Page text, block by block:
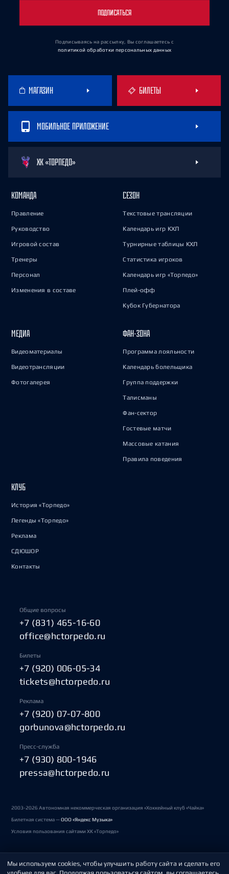
ПОДПИСАТЬСЯ
Подписываясь на рассылку, Вы соглашаетесь с
политикой обработки персональных данных
МАГАЗИН БИЛЕТЫ
МОБИЛЬНОЕ ПРИЛОЖЕНИЕ
ХК «ТОРПЕДО»
КОМАНДА
Правление
Руководство
Игровой состав
Тренеры
Персонал
Изменения в составе
СЕЗОН
Текстовые трансляции
Календарь игр КХЛ
Турнирные таблицы КХЛ
Статистика игроков
Календарь игр «Торпедо»
Плей-офф
Кубок Губернатора
МЕДИА
Видеоматериалы
Видеотрансляции
Фотогалерея
ФАН-ЗОНА
Программа лояльности
Календарь болельщика
Группа поддержки
Талисманы
Фан-сектор
Гостевые матчи
Массовые катания
Правила поведения
КЛУБ
История «Торпедо»
Легенды «Торпедо»
Реклама
СДЮШОР
Контакты
Общие вопросы
+7 (831) 465-16-60
office@hctorpedo.ru
Билеты
+7 (920) 006-05-34
tickets@hctorpedo.ru
Реклама
+7 (920) 07-07-800
gorbunova@hctorpedo.ru
Пресс-служба
+7 (930) 800-1946
pressa@hctorpedo.ru
2003-2026 Автономная некоммерческая организация «Хоккейный клуб «Чайка»
Билетная система —ООО «Яндекс Музыка»
Условия пользования сайтами ХК «Торпедо»
Политика обработки персональных данных
Мы используем cookies, чтобы улучшить работу сайта и сделать его